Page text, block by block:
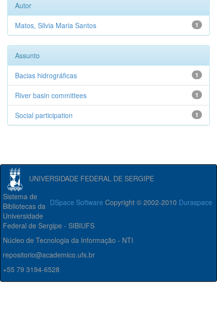
Autor
1
Matos, Silvia Maria Santos
Assunto
1
Bacias hidrográficas
1
River basin committees
1
Social participation
UNIVERSIDADE FEDERAL DE SERGIPE
DSpace Software Copyright © 2002-2010 Duraspace
Sistema de
Bibliotecas da
Universidade
Federal de Sergipe - SIBIUFS
Núcleo de Tecnologia da Informação - NTI
repositorio@academico.ufs.br
+55 79 3194-6528